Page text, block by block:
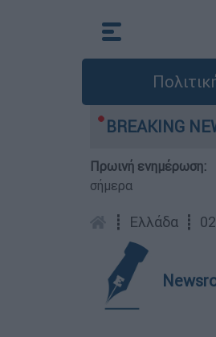
BREAKING
στο Αιγαίο
Πρωινή ενημέρωση:
σήμερα
┋ Ελλάδα ┋